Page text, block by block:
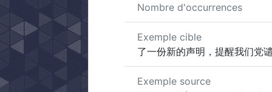
Nombre d'occurrences
Exemple cible
了一份新的声明，提醒我们党
Exemple source